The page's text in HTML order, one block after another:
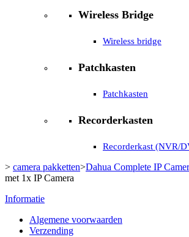
Wireless Bridge
Wireless bridge
Patchkasten
Patchkasten
Recorderkasten
Recorderkast (NVR/
> camera pakketten>Dahua Complete IP
met 1x IP Camera
Informatie
Algemene voorwaarden
Verzending